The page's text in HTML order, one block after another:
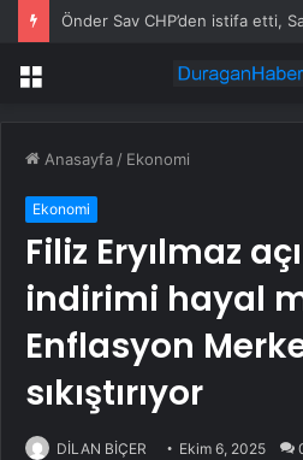
Önder Sav CHP’den istifa etti,
Menü
Anasayfa / Ekonomi
Ekonomi
Filiz Eryılmaz
indirimi hayal
Enflasyon
sıkıştırıyor
DİLAN BİÇER Ekim 6, 2025